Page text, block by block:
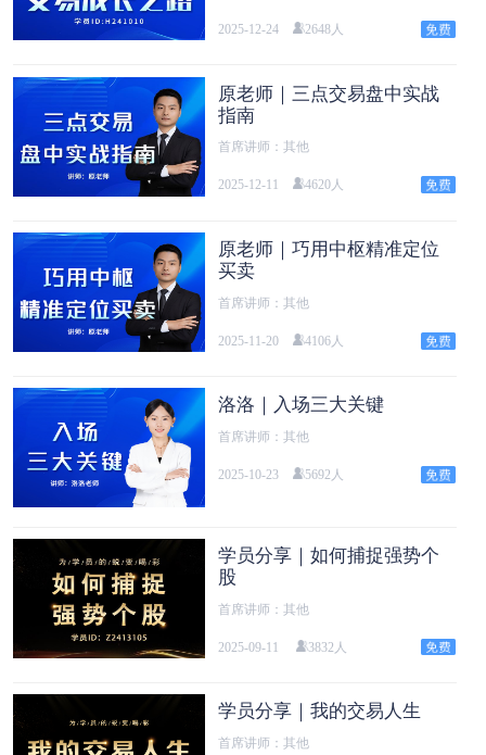
2025-12-24 2648人
原老师｜三点交易盘中实战
指南
首席讲师：其他
2025-12-11 4620人
原老师｜巧用中枢精准定位
买卖
首席讲师：其他
2025-11-20 4106人
洛洛｜入场三大关键
首席讲师：其他
2025-10-23 5692人
学员分享｜如何捕捉强势个
股
首席讲师：其他
2025-09-11 3832人
学员分享｜我的交易人生
首席讲师：其他